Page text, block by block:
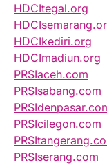
HDCItegal.org
HDCIkediri.org
HDCImadiun.org
PRSIaceh.com
PRSIsabang.com
PRSIcilegon.com
PRSIserang.com